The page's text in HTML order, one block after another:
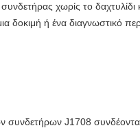
χωρίς το δαχτυλίδι
δοκιμή ή ένα διαγνωστικό
συνδετήρων J1708